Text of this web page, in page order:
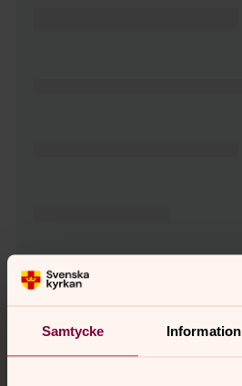
Samtycke Information
Tillbaka till toppen
Tillbaka till innehållet